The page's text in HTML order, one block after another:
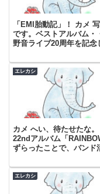
「EMI胎動記」！ カメ
です。ベストアルバム・
野音ライブ20周年を記
エレカシ
カメ へい、待たせたな
22ndアルバム「
ずらったことで、バンド
エレカシ